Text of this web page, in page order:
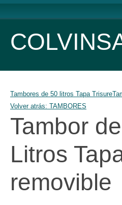
Tambores de 50 litros Tapa Trisure
Volver atrás: TAMBORES
Tambor
Litros
removible